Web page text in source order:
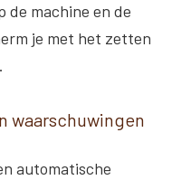
de machine en de
je met het zetten
waarschuwingen
automatische